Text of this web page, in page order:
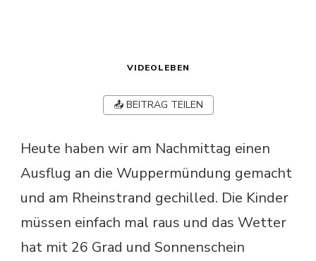
VIDEOLEBEN
📤 BEITRAG TEILEN
Heute haben wir am Nachmittag einen
Ausflug an die Wuppermündung gemacht
und am Rheinstrand gechilled. Die Kinder
müssen einfach mal raus und das Wetter
hat mit 26 Grad und Sonnenschein